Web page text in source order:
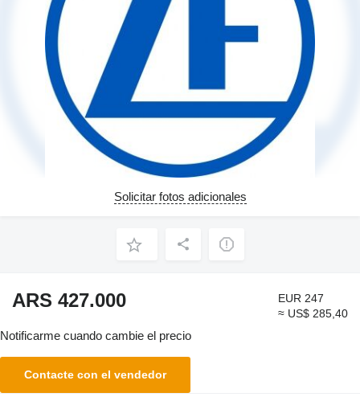
Solicitar fotos adicionales
ARS 427.000
EUR 247
≈ US$ 285,40
Notificarme cuando cambie el precio
Contacte con el vendedor